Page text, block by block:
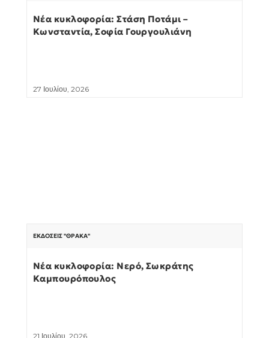
Νέα κυκλοφορία: Στάση Ποτάμι –
Κωνσταντία, Σοφία Γουργουλιάνη
27 Ιουλίου, 2026
ΕΚΔΌΣΕΙΣ "ΘΡΆΚΑ"
Νέα κυκλοφορία: Νερό, Σωκράτης
Καμπουρόπουλος
21 Ιουλίου, 2026